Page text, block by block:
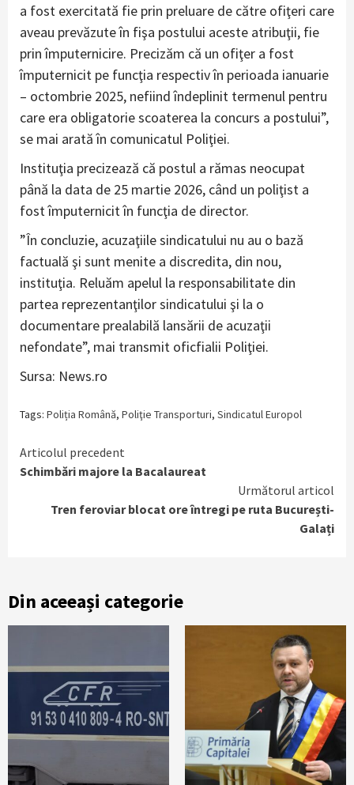
a fost exercitată fie prin preluare de către ofiţeri care
aveau prevăzute în fişa postului aceste atribuţii, fie
prin împuternicire. Precizăm că un ofiţer a fost
împuternicit pe funcţia respectiv în perioada ianuarie
– octombrie 2025, nefiind îndeplinit termenul pentru
care era obligatorie scoaterea la concurs a postului”,
se mai arată în comunicatul Poliţiei.
Instituţia precizează că postul a rămas neocupat
până la data de 25 martie 2026, când un poliţist a
fost împuternicit în funcţia de director.
”În concluzie, acuzaţiile sindicatului nu au o bază
factuală şi sunt menite a discredita, din nou,
instituţia. Reluăm apelul la responsabilitate din
partea reprezentanţilor sindicatului şi la o
documentare prealabilă lansării de acuzaţii
nefondate”, mai transmit oficfialii Poliţiei.
Sursa: News.ro
Tags: Poliția Română, Poliţie Transporturi, Sindicatul Europol
Continue
Reading
Articolul precedent
Schimbări majore la Bacalaureat
Următorul articol
Tren feroviar blocat ore întregi pe ruta București-
Galați
Din aceeași categorie